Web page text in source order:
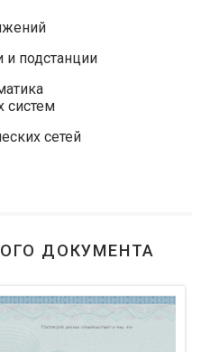
и подстанции
систем
сетей
ДОКУМЕНТА